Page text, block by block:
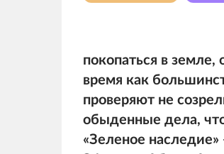
покопаться в
время как
проверяют не
обыденные дела,
«Зеленое